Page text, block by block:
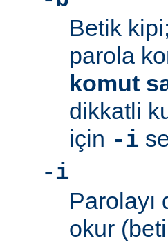
Betik
parola
komut
dikkatli
için -i
-i
Parolayı
okur